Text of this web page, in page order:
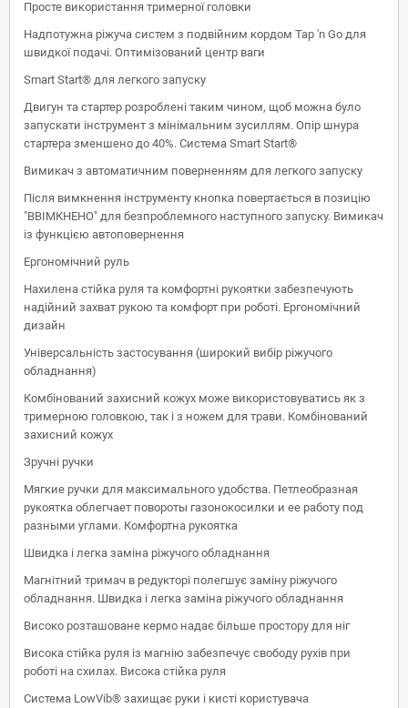
Просте використання тримерної головки
Надпотужна ріжуча систем з подвійним кордом Tap 'n Go для
швидкої подачі. Оптимізований центр ваги
Smart Start® для легкого запуску
Двигун та стартер розроблені таким чином, щоб можна було
запускати інструмент з мінімальним зусиллям. Опір шнура
стартера зменшено до 40%. Система Smart Start®
Вимикач з автоматичним поверненням для легкого запуску
Після вимкнення інструменту кнопка повертається в позицію
"ВВІМКНЕНО" для безпроблемного наступного запуску. Вимикач
із функцією автоповернення
Ергономічний руль
Нахилена стійка руля та комфортні рукоятки забезпечують
надійний захват рукою та комфорт при роботі. Ергономічний
дизайн
Універсальність застосування (широкий вибір ріжучого
обладнання)
Комбінований захисний кожух може використовуватись як з
тримерною головкою, так і з ножем для трави. Комбінований
захисний кожух
Зручні ручки
Мягкие ручки для максимального удобства. Петлеобразная
рукоятка облегчает повороты газонокосилки и ее работу под
разными углами. Комфортна рукоятка
Швидка і легка заміна ріжучого обладнання
Магнітний тримач в редукторі полегшує заміну ріжучого
обладнання. Швидка і легка заміна ріжучого обладнання
Високо розташоване кермо надає більше простору для ніг
Висока стійка руля із магнію забезпечує свободу рухів при
роботі на схилах. Висока стійка руля
Система LowVib® захищає руки і кисті користувача